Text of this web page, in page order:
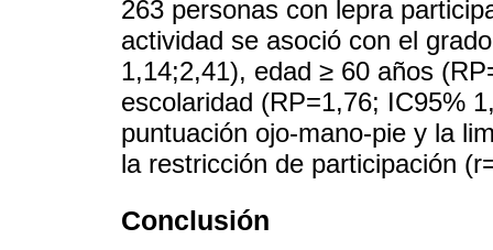
263 personas con lepra
actividad se asoció con el
1,14;2,41), edad ≥ 60 años
escolaridad (RP=1,76; IC95%
puntuación ojo-mano-pie y la
la restricción de participación
Conclusión